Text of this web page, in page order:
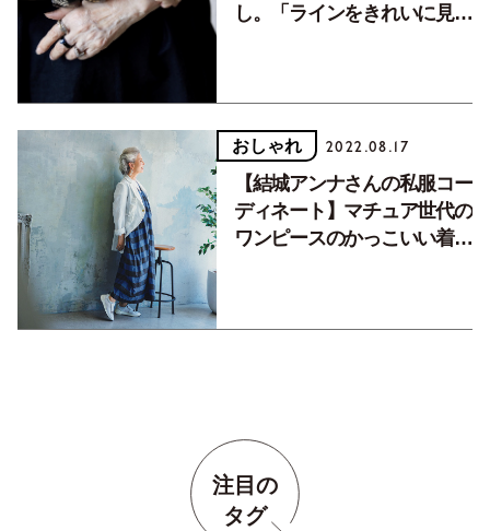
し。「ラインをきれいに見せ
おしゃれ 2022.08.17
【結城アンナさんの私服コー
ディネート】マチュア世代の
ワンピースのかっこいい着こ
注目の
タグ